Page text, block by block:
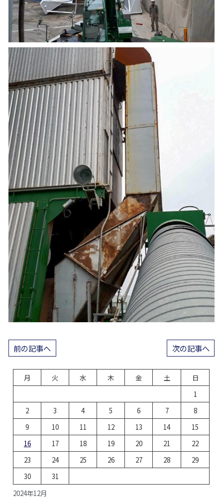
投
稿
ナ
ビ
ゲ
ー
シ
ョ
ン
前の記事へ 次の記事へ
2024年12月
月 火 水 木 金 土
日
1
2
3 4 5 6 7
8
9
10 11 12 13 14
15
16
17 18 19 20 21
22
23
24 25 26 27 28
29
30
31